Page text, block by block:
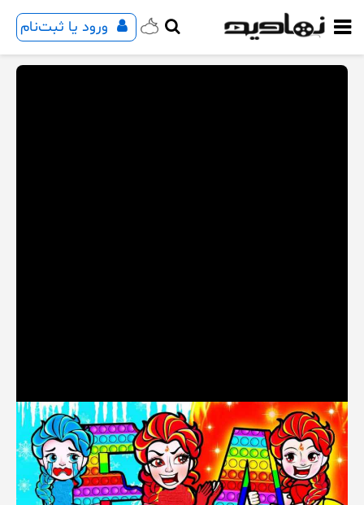
ورود یا ثبت‌نام